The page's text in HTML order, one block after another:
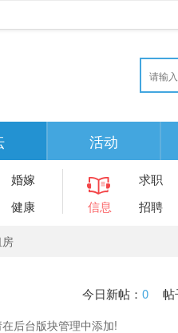
活动
婚嫁
健康 信息
求职
招聘
今日新帖： 0 帖
后台版块管理中添加!